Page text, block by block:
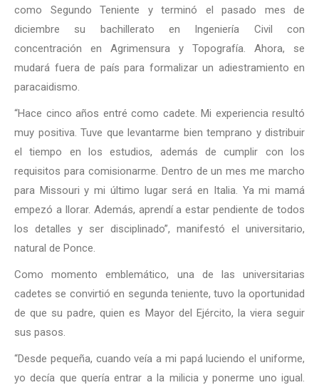
como Segundo Teniente y terminó el pasado mes de
diciembre su bachillerato en Ingeniería Civil con
concentración en Agrimensura y Topografía. Ahora, se
mudará fuera de país para formalizar un adiestramiento en
paracaidismo.
“Hace cinco años entré como cadete. Mi experiencia resultó
muy positiva. Tuve que levantarme bien temprano y distribuir
el tiempo en los estudios, además de cumplir con los
requisitos para comisionarme. Dentro de un mes me marcho
para Missouri y mi último lugar será en Italia. Ya mi mamá
empezó a llorar. Además, aprendí a estar pendiente de todos
los detalles y ser disciplinado”, manifestó el universitario,
natural de Ponce.
Como momento emblemático, una de las universitarias
cadetes se convirtió en segunda teniente, tuvo la oportunidad
de que su padre, quien es Mayor del Ejército, la viera seguir
sus pasos.
“Desde pequeña, cuando veía a mi papá luciendo el uniforme,
yo decía que quería entrar a la milicia y ponerme uno igual.